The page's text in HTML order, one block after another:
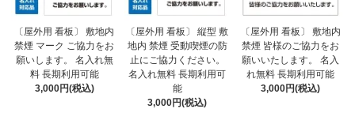
〔屋外用 看板〕 敷地内
禁煙 マーク ご協力をお
願いします。 名入れ無
料 長期利用可能
3,000円(税込)
〔屋外用 看板〕 縦型 敷
地内 禁煙 受動喫煙の防
止にご協力ください。
名入れ無料 長期利用可
能
3,000円(税込)
〔屋外用 看板〕 敷地内
禁煙 皆様のご協力をお
願いいたします。 名入
れ無料 長期利用可能
3,000円(税込)